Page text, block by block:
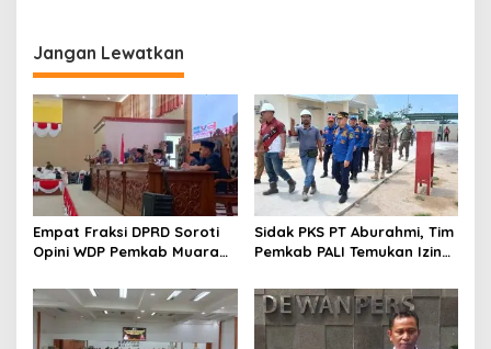
Jangan Lewatkan
Empat Fraksi DPRD Soroti
Opini WDP Pemkab Muara
Kelola Keuangan
Sidak PKS PT Aburahmi, Tim
Pemkab PALI Temukan Izin